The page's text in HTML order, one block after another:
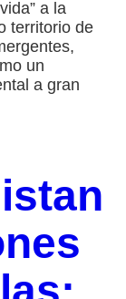
a la
territorio de
un
a gran